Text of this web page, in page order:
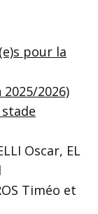
pour la
2026)
Oscar, EL
Timéo et